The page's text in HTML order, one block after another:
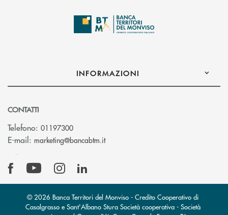
INFORMAZIONI
CONTATTI
Telefono: 01197300
E-mail: marketing@bancabtm.it(si apre l’app di posta elettronica)
© 2026 Banca Territori del Monviso - Credito Cooperativo di
Casalgrasso e Sant'Albano Stura Società cooperativa - Società